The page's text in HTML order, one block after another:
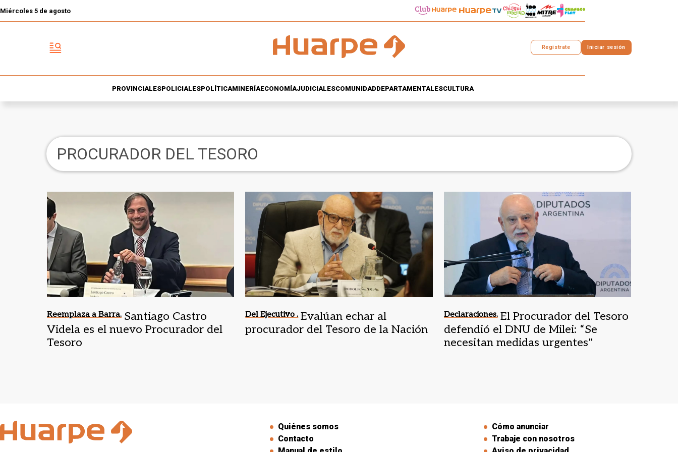
Miércoles 5 de agosto
Registrate Iniciar sesión
PROVINCIALESPOLICIALESPOLÍTICAMINERÍAECONOMÍAJUDICIALESCOMUNIDADDEPARTAMENTALESCULTURA
PROCURADOR DEL TESORO
Reemplaza a Barra. Santiago Castro
Videla es el nuevo Procurador del
Tesoro
Del Ejecutivo . Evalúan echar al
procurador del Tesoro de la Nación
Declaraciones. El Procurador del Tesoro
defendió el DNU de Milei: “Se
necesitan medidas urgentes"
Quiénes somos
Contacto
Cómo anunciar
Trabaje con nosotros